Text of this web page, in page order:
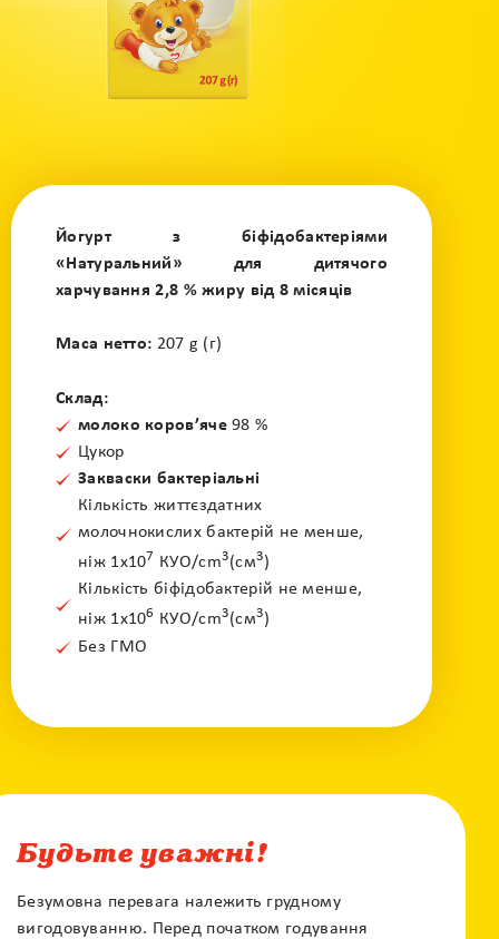
Йогурт з біфідобактеріями
«Натуральний» для дитячого
харчування 2,8 % жиру від 8 місяців
Маса нетто: 207 g (г)
Склад:
молоко коров’яче98 %
Цукор
Закваски бактеріальні
Кількість життєздатних
молочнокислих бактерій не менше,
ніж 1x107 КУО/сm3(см3)
Кількість біфідобактерій не менше,
ніж 1x106 КУО/сm3(см3)
Без ГМО
Будьте уважні!
Безумовна перевага належить грудному
вигодовуванню. Перед початком годування